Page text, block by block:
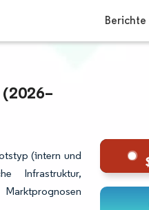
Berichte
(intern und
Infrastruktur,